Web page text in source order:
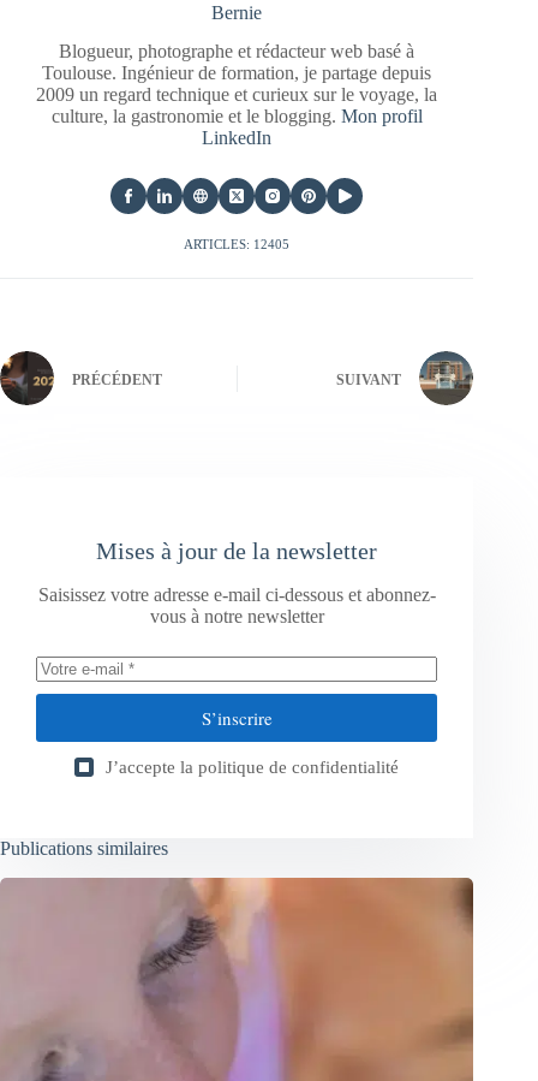
Bernie
Blogueur, photographe et rédacteur web basé à
Toulouse. Ingénieur de formation, je partage depuis
2009 un regard technique et curieux sur le voyage, la
culture, la gastronomie et le blogging. Mon profil
LinkedIn
ARTICLES: 12405
PRÉCÉDENT SUIVANT
Mises à jour de la newsletter
Saisissez votre adresse e-mail ci-dessous et abonnez-
vous à notre newsletter
S’inscrire
J’accepte la politique de confidentialité
Publications similaires